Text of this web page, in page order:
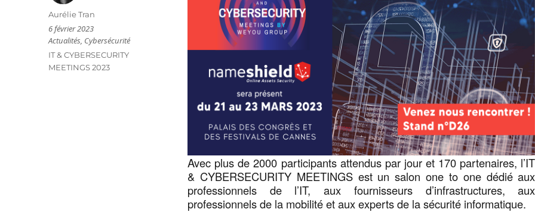
Avec plus de 2000 participants attendus par jour et 170 partenaires, l’IT
& CYBERSECURITY MEETINGS est un salon one to one dédié aux
professionnels de l’IT, aux fournisseurs d’infrastructures, aux
professionnels de la mobilité et aux experts de la sécurité informatique.
Auteur
Aurélie Tran
Publié
le
6 février 2023
Catégories
Actualités Cybersécurité
Étiquettes
IT & CYBERSECURITY
MEETINGS 2023